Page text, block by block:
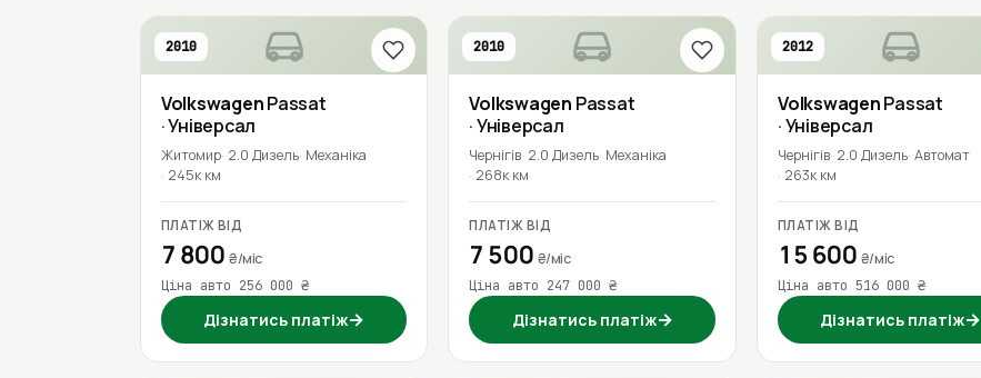
2010
VolkswagenPassat
· Універсал
Житомир 2.0 Дизель Механіка
245к км
ПЛАТІЖ ВІД
7 800₴/міс
Ціна авто 256 000 ₴
Дізнатись платіж→
2010
Volkswagen Passat
· Універсал
Чернігів 2.0 Дизель Механіка
268к км
ПЛАТІЖ ВІД
7 500 ₴/міс
Ціна авто 247 000 ₴
Дізнатись платіж→
2012
VolkswagenPassat
· Універсал
Чернігів 2.0 Дизель Автомат
263к км
ПЛАТІЖ ВІД
15 600 ₴/міс
Ціна авто 516 000 ₴
Дізнатись платіж→